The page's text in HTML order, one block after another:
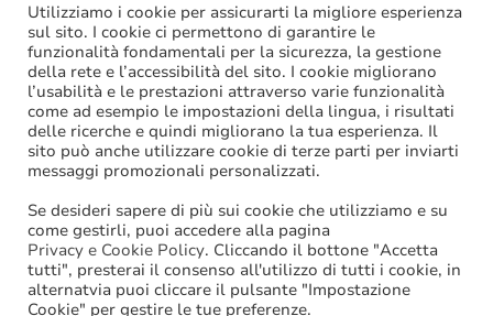
ULTIME NOTIZIE
La soppressione dei vecchi tetti di spesa
offre più margini anche per l’aumento del
salario accessorio
ACCRUAL: come si registrano i
trasferimenti vincolati per investimenti
riscossi prima del 2025?
Oggi in Cdm il nuovo “Decreto PA”: molte
le novità di interesse per gli enti locali
Niente assunzioni tramite scorrimento di
graduatorie di mobilità
Utilizziamo i cookie per assicurarti la migliore esperienza
sul sito. I cookie ci permettono di garantire le
funzionalità fondamentali per la sicurezza, la gestione
della rete e l’accessibilità del sito. I cookie migliorano
l’usabilità e le prestazioni attraverso varie funzionalità
come ad esempio le impostazioni della lingua, i risultati
delle ricerche e quindi migliorano la tua esperienza. Il
sito può anche utilizzare cookie di terze parti per inviarti
messaggi promozionali personalizzati.
Se desideri sapere di più sui cookie che utilizziamo e su
come gestirli, puoi accedere alla pagina
Privacy e Cookie Policy. Cliccando il bottone "Accetta
tutti", presterai il consenso all'utilizzo di tutti i cookie, in
alternatvia puoi cliccare il pulsante "Impostazione
Cookie" per gestire le tue preferenze.